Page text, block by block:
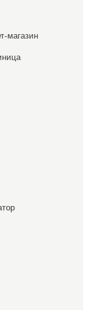
магазин